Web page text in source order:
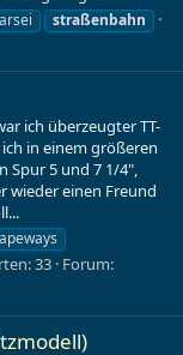
straßenbahn
ich überzeugter TT-
in einem größeren
Spur 5 und 7 1/4",
wieder einen Freund
33 Forum: